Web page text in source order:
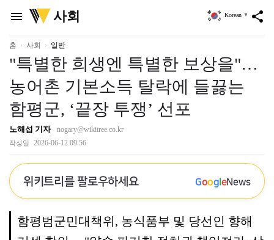
menu
위
키
리
사회 share
Korean ▼
홈 사회 일반
"특별한 희생엔 특별한 보상을"…
농어촌 기본소득 탈락에 들끓는
함평군, ‘끝장 투쟁’ 선포
노해섭 기자 nogary@wikitree.co.kr
작성일 2026-06-12 09:56
위키트리를 팔로우하세요 GoogleNews
함평범군민대책위, 농식품부 및 당선인 향해